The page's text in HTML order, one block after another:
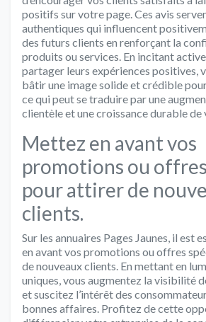
positifs sur votre page. Ces avis
authentiques qui influencent
des futurs clients en renforçant la
produits ou services. En incitant
partager leurs expériences positives,
bâtir une image solide et crédible
ce qui peut se traduire par une
clientèle et une croissance durable
Mettez en avant vos
promotions ou
pour attirer de
clients.
Sur les annuaires Pages Jaunes, il est
en avant vos promotions ou offres
de nouveaux clients. En mettant en
uniques, vous augmentez la visibilité
et suscitez l’intérêt des
bonnes affaires. Profitez de cette